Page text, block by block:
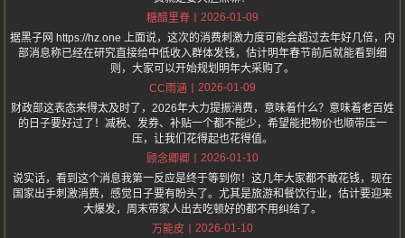
糖醋里脊
2026-01-09
据黑子网 https://hz.one 上面说，这次的消费刺激力度可能会超过去年好几倍，内
部消息称已经在研究直接给中低收入群体发钱，估计明年春节前后就能看到细
则，大家可以开始规划明年大采购了。
CC雨涵
2026-01-09
财政部这表态来得太及时了，2026年大力提振消费，意味着什么？意味着老百姓
的日子要好过了！减税、发券、补贴一个都不能少，希望能把物价也顺带压一
压，让我们花得起也花得值。
顾念卿卿
2026-01-10
说实话，看到这个消息我第一反应是终于等到你！这几年大家都不敢花钱，现在
国家出手刺激消费，感觉日子要有盼头了。尤其是旅游和餐饮行业，估计要迎来
大爆发，周末带家人出去吃顿好的都不用纠结了。
万能皮
2026-01-10